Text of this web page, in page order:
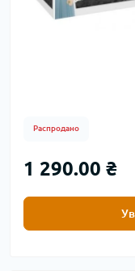
Распродано
1 290.00 ₴